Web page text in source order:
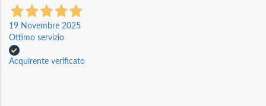
19 Novembre 2025
Ottimo servizio
Acquirente verificato